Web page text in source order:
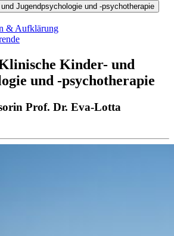
Jugendpsychologie und -psychotherapie
& Aufklärung
Kinder- und
und -psychotherapie
Prof. Dr. Eva-Lotta